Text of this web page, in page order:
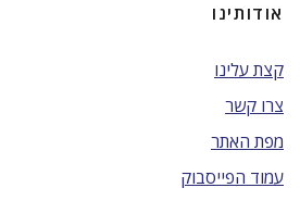
אודותינו
קצת עלינו
צרו קשר
מפת האתר
עמוד הפייסבוק